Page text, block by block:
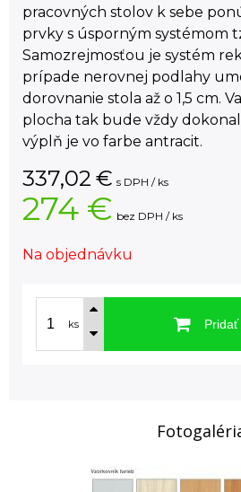
pracovných stolov k sebe
prvky s úsporným systémom
Samozrejmosťou je systém
prípade nerovnej podlahy
dorovnanie stola až o 1,5 cm.
plocha tak bude vždy
výplň je vo farbe antracit.
337,02 € s DPH / ks
274 € bez DPH / ks
Na objednávku
ks